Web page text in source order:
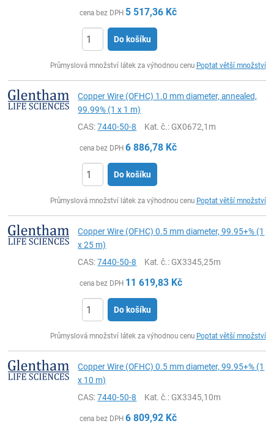
cena bez DPH 5 517,36 Kč
Do košíku
Průmyslová množství látek za výhodnou cenu Poptat větší množství
Copper Wire (OFHC) 1.0 mm diameter, annealed,
99.99% (1 x 1 m)
CAS:7440-50-8 Kat. č.: GX0672,1m
cena bez DPH 6 886,78 Kč
Do košíku
Průmyslová množství látek za výhodnou cenu Poptat větší množství
Copper Wire (OFHC) 0.5 mm diameter, 99.95+% (1
x 25 m)
CAS:7440-50-8 Kat. č.: GX3345,25m
cena bez DPH 11 619,83 Kč
Do košíku
Průmyslová množství látek za výhodnou cenu Poptat větší množství
Copper Wire (OFHC) 0.5 mm diameter, 99.95+% (1
x 10 m)
CAS:7440-50-8 Kat. č.: GX3345,10m
cena bez DPH 6 809,92 Kč